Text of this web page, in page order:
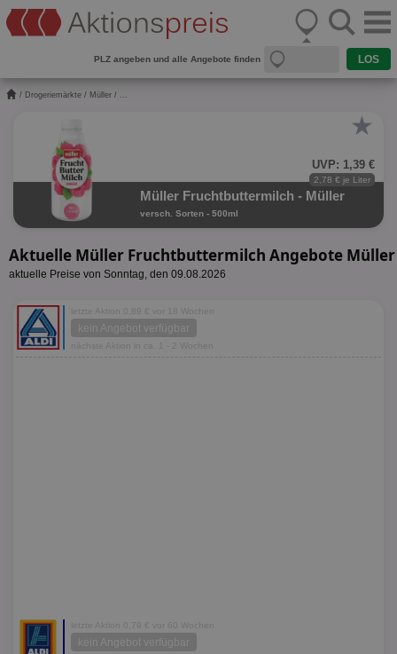
PLZ angeben und alle Angebote finden
/ Drogeriemärkte / Müller / ...
★
UVP: 1,39 €
2,78 € je Liter
Müller Fruchtbuttermilch - Müller
versch. Sorten - 500ml
Aktuelle Müller Fruchtbuttermilch Angebote Müller
aktuelle Preise von Sonntag, den 09.08.2026
letzte Aktion 0,89 € vor 18 Wochen
kein Angebot verfügbar
nächste Aktion in ca. 1 - 2 Wochen
letzte Aktion 0,79 € vor 60 Wochen
kein Angebot verfügbar